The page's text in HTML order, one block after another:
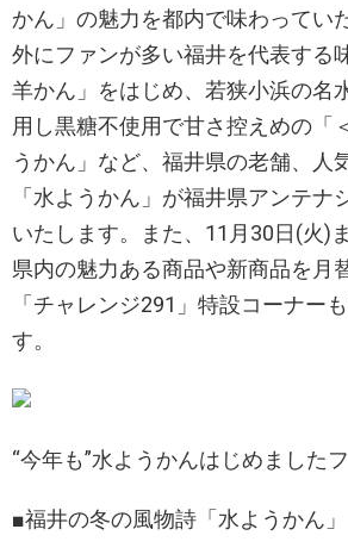
かん」の魅力を都内で味わってい
外にファンが多い福井を代表する
羊かん」をはじめ、若狭小浜の名
用し黒糖不使用で甘さ控えめの「
うかん」など、福井県の老舗、人
「水ようかん」が福井県アンテナ
いたします。また、11月30日(火)
県内の魅力ある商品や新商品を月
「チャレンジ291」特設コーナー
す。
“今年も”水ようかんはじめました
■福井の冬の風物詩「水ようかん」